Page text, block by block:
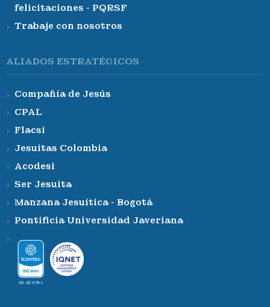
felicitaciones - PQRSF
Trabaje con nosotros
ALIADOS ESTRATÉGICOS
Compañía de Jesús
CPAL
Flacsi
Jesuitas Colombia
Acodesi
Ser Jesuita
Manzana Jesuítica - Bogotá
Pontificia Universidad Javeriana